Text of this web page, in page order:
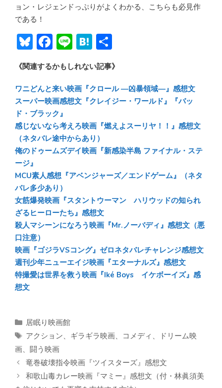
ョン・レジェンドっぷりがよくわかる、こちらも必見作
である！
Bl
u
e
sk
y
F
ac
e
b
o
ok
Li
n
e
H
at
e
n
a
有
《関連するかもしれない記事》
ワニどんと来い映画『クロール ―凶暴領域―』感想文
スーパー映画感想文『クレイジー・ワールド』『バッ
ド・ブラック』
感じないなら考えろ映画『燃えよスーリヤ！！』感想文
（ネタバレ途中からあり）
俺のドゥームズデイ映画『新感染半島 ファイナル・ステ
ージ』
MCU素人感想『アベンジャーズ／エンドゲーム』（ネタ
バレ多少あり）
女筋爆発映画『スタントウーマン ハリウッドの知られ
ざるヒーローたち』感想文
殺人マシーンになろう映画『Mr.ノーバディ』感想文（悪
口注意）
映画『ゴジラVSコング』ゼロネタバレチャレンジ感想文
週刊少年ニューエイジ映画『エターナルズ』感想文
特撮愛は世界を救う映画『Iké Boys イケボーイズ』感
想文
カ
テ
リ
ー
居眠り映画館
タ
グ
アクション、 ギラギラ映画、 コメディ 、
ドリーム映
画、 闘う映画
竜巻破壊指令映画『ツイスターズ』感想文
和歌山毒カレー映画『マミー』感想文（付・林眞須美